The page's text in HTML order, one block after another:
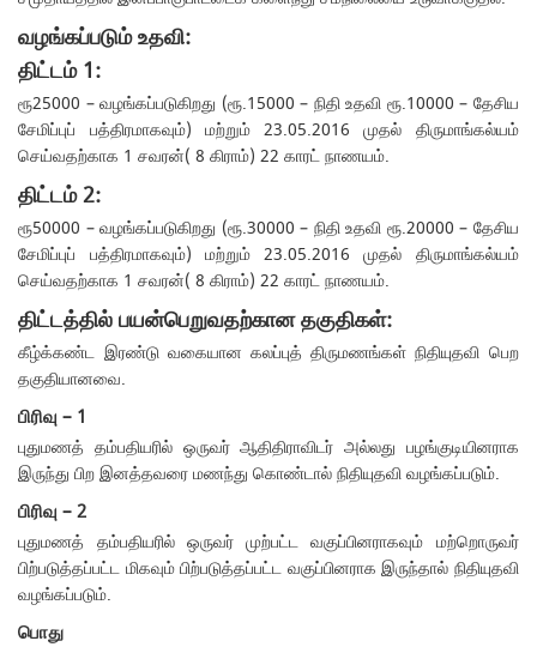
வழங்கப்படும் உதவி:
திட்டம் 1:
ரூ25000 – வழங்கப்படுகிறது (ரூ.15000 – நிதி உதவி ரூ.10000 – தேசிய
சேமிப்புப் பத்திரமாகவும்) மற்றும் 23.05.2016 முதல் திருமாங்கல்யம்
செய்வதற்காக 1 சவரன்( 8 கிராம்) 22 காரட் நாணயம்.
திட்டம் 2:
ரூ50000 – வழங்கப்படுகிறது (ரூ.30000 – நிதி உதவி ரூ.20000 – தேசிய
சேமிப்புப் பத்திரமாகவும்) மற்றும் 23.05.2016 முதல் திருமாங்கல்யம்
செய்வதற்காக 1 சவரன்( 8 கிராம்) 22 காரட் நாணயம்.
திட்டத்தில் பயன்பெறுவதற்கான தகுதிகள்:
கீழ்க்கண்ட இரண்டு வகையான கலப்புத் திருமணங்கள் நிதியுதவி பெற
தகுதியானவை.
பிரிவு – 1
புதுமணத் தம்பதியரில் ஒருவர் ஆதிதிராவிடர் அல்லது பழங்குடியினராக
இருந்து பிற இனத்தவரை மணந்து கொண்டால் நிதியுதவி வழங்கப்படும்.
பிரிவு – 2
புதுமணத் தம்பதியரில் ஒருவர் முற்பட்ட வகுப்பினராகவும் மற்றொருவர்
பிற்படுத்தப்பட்ட மிகவும் பிற்படுத்தப்பட்ட வகுப்பினராக இருந்தால் நிதியுதவி
வழங்கப்படும்.
பொது